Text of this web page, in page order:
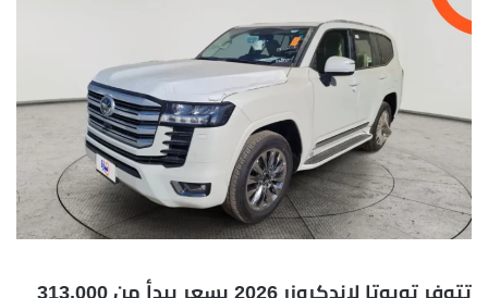
تتوفر تويوتا لاندكروزر 2026 بسعر يبدأ من 313,000